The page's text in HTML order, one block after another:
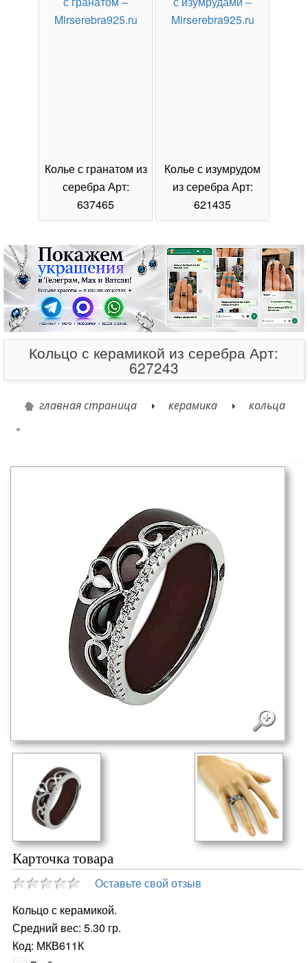
Колье с гранатом из
серебра Арт:
637465
Колье с изумрудом
из серебра Арт:
621435
Кольцо с керамикой из серебра Арт:
627243
главная страница керамика кольца
Карточка товара
Оставьте свой отзыв
Кольцо с керамикой.
Средний вес: 5.30 гр.
Код: МКВ611К